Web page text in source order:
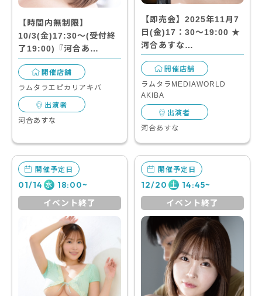
【時間内無制限】
10/3(金)17:30～(受付終
了19:00)『河合あ…
開催店舗
ラムタラエピカリアキバ
出演者
河合あすな
【即売会】2025年11月7
日(金)17：30～19:00 ★
河合あすな…
開催店舗
ラムタラMEDIAWORLD
AKIBA
出演者
河合あすな
開催予定日
01/14 水 18:00~
イベント終了
開催予定日
12/20 土 14:45~
イベント終了